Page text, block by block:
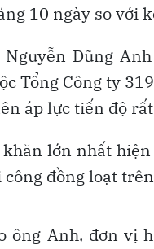
10 ngày so với
Nguyễn Dũng
Tổng Công ty
áp lực tiến độ
khăn lớn nhất
đồng loạt
ông Anh, đơn vị